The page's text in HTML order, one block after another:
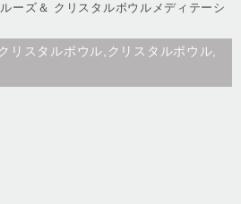
ーズ＆ クリスタルボウルメディテーシ
リスタルボウル,クリスタルボウル,